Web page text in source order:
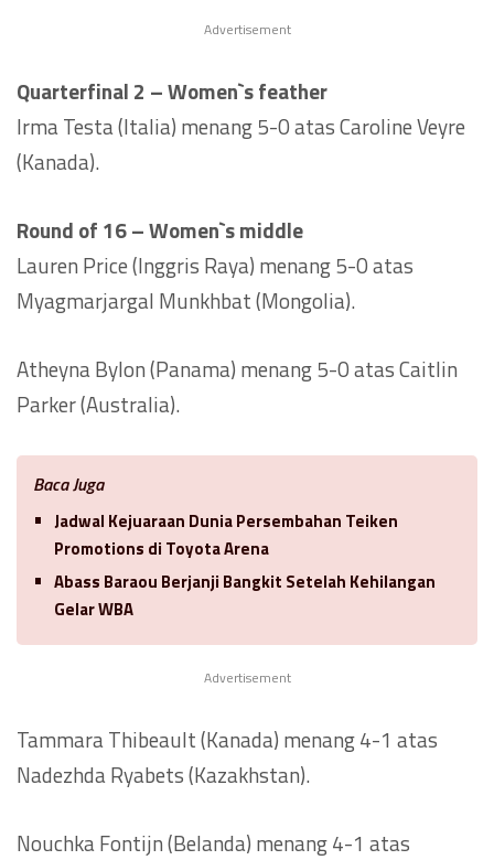
Advertisement
Quarterfinal 2 – Women`s feather
Irma Testa (Italia) menang 5-0 atas Caroline Veyre
(Kanada).
Round of 16 – Women`s middle
Lauren Price (Inggris Raya) menang 5-0 atas
Myagmarjargal Munkhbat (Mongolia).
Atheyna Bylon (Panama) menang 5-0 atas Caitlin
Parker (Australia).
Baca Juga
Jadwal Kejuaraan Dunia Persembahan Teiken
Promotions di Toyota Arena
Abass Baraou Berjanji Bangkit Setelah Kehilangan
Gelar WBA
Advertisement
Tammara Thibeault (Kanada) menang 4-1 atas
Nadezhda Ryabets (Kazakhstan).
Nouchka Fontijn (Belanda) menang 4-1 atas